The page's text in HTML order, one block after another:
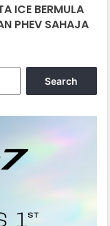
ICE BERMULA
PHEV SAHAJA